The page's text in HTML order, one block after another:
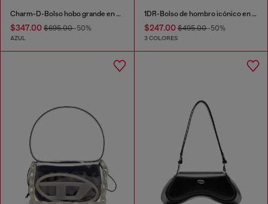
Charm-D-Bolso hobo grande en denim acolchado con motivo argyle
$347.00 $695.00-50%
AZUL
1DR-Bolso de hombro icónico en TPU transparente
$247.00$495.00-50%
3 COLORES